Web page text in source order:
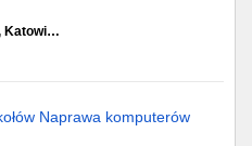
Katowi…
Naprawa komputerów